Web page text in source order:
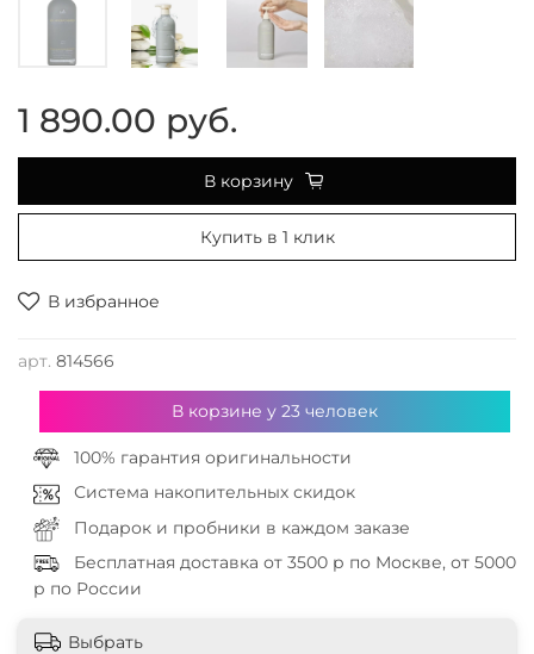
В избранное
арт. 814566
1 890.00 руб.
В корзину
Купить в 1 клик
В корзине у 23 человек
100% гарантия оригинальности
Система накопительных скидок
Подарок и пробники в каждом заказе
Бесплатная доставка от 3500 р по Москве, от 5000
р по России
Выбрать